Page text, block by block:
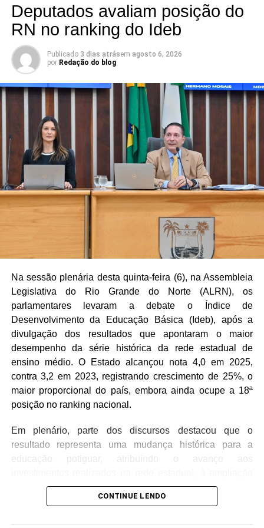
Deputados avaliam posição do
RN no ranking do Ideb
Publicado 3 dias atrásem agosto 6, 2026
por Redação do blog
Na sessão plenária desta quinta-feira (6), na Assembleia
Legislativa do Rio Grande do Norte (ALRN), os
parlamentares levaram a debate o Índice de
Desenvolvimento da Educação Básica (Ideb), após a
divulgação dos resultados que apontaram o maior
desempenho da série histórica da rede estadual de
ensino médio. O Estado alcançou nota 4,0 em 2025,
contra 3,2 em 2023, registrando crescimento de 25%, o
maior proporcional do país, embora ainda ocupe a 18ª
posição no ranking nacional.
Em plenário, parte dos discursos destacou que o
resultado representa uma mudança histórica para a
educação potiguar, atribuindo o avanço aos
da educação inclusiva, à convocação de professores
concursados e ao trabalho desenvolvido nas escolas.
CONTINUE LENDO